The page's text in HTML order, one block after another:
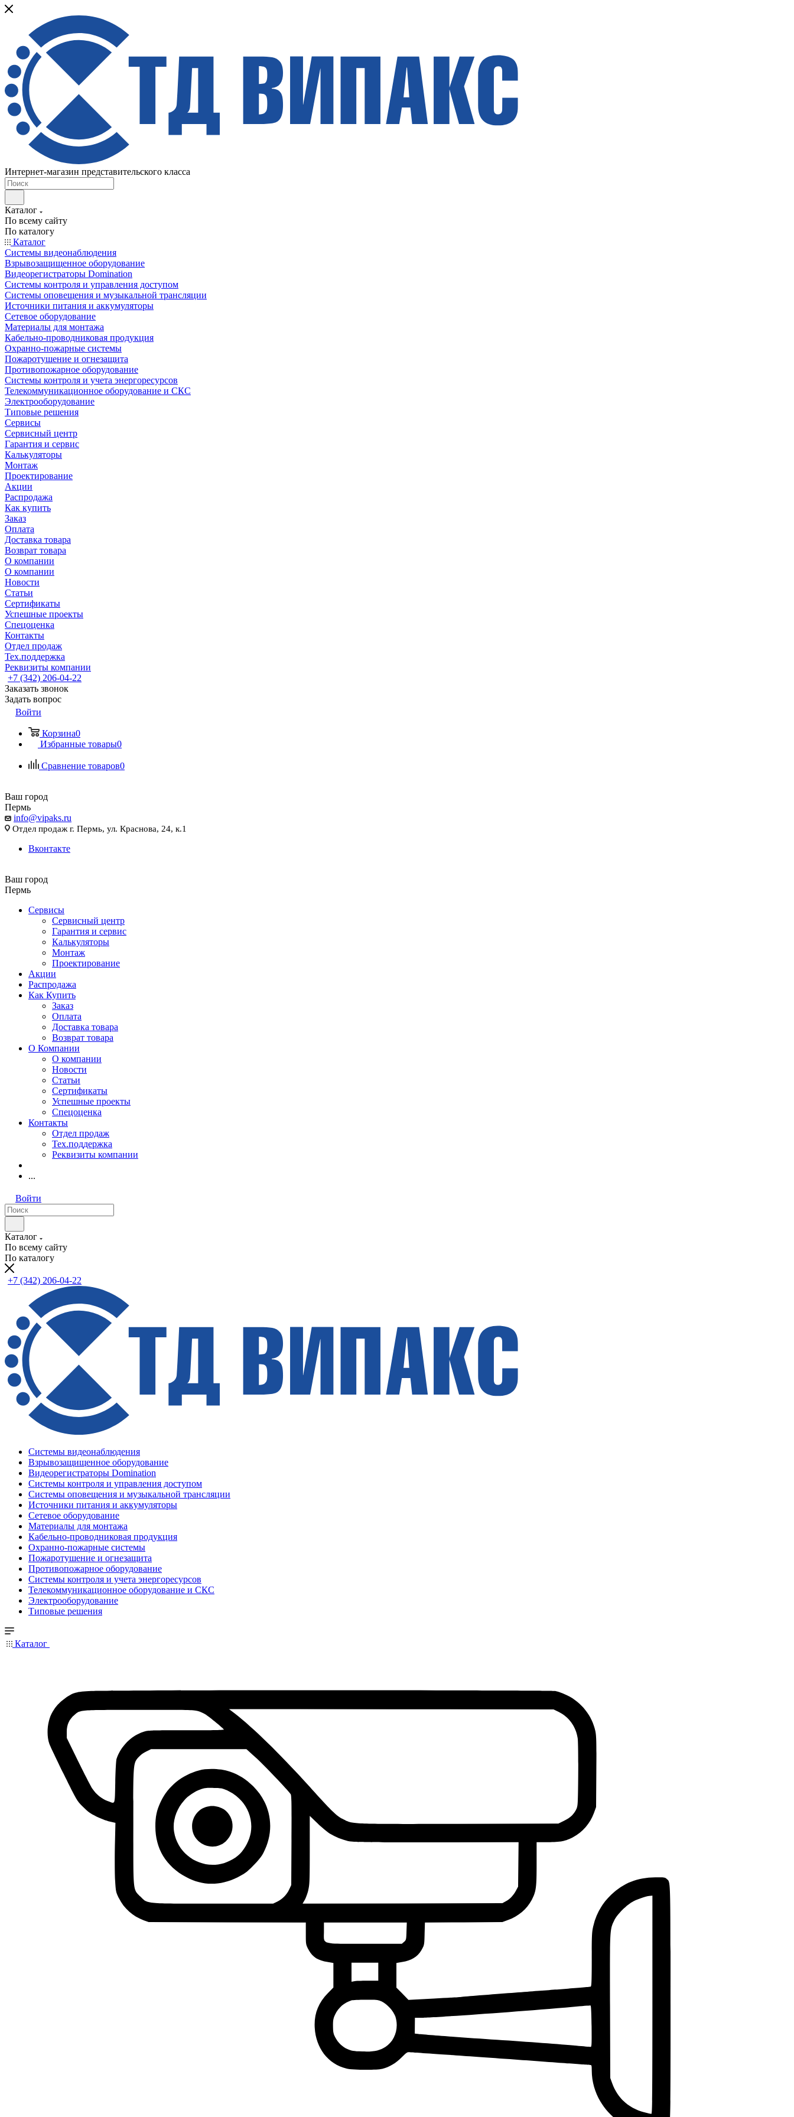
Интернет-магазин представительского класса
Каталог
По всему сайту
По каталогу
Каталог
Системы видеонаблюдения
Взрывозащищенное оборудование
Видеорегистраторы Domination
Системы контроля и управления доступом
Системы оповещения и музыкальной трансляции
Источники питания и аккумуляторы
Сетевое оборудование
Материалы для монтажа
Кабельно-проводниковая продукция
Охранно-пожарные системы
Пожаротушение и огнезащита
Противопожарное оборудование
Системы контроля и учета энергоресурсов
Телекоммуникационное оборудование и СКС
Электрооборудование
Типовые решения
Сервисы
Сервисный центр
Гарантия и сервис
Калькуляторы
Монтаж
Проектирование
Акции
Распродажа
Как купить
Заказ
Оплата
Доставка товара
Возврат товара
О компании
О компании
Новости
Статьи
Сертификаты
Успешные проекты
Спецоценка
Контакты
Отдел продаж
Тех.поддержка
Реквизиты компании
+7 (342) 206-04-22
Заказать звонок
Задать вопрос
Войти
Корзина0
Избранные товары0
Сравнение товаров0
Ваш город
Пермь
info@vipaks.ru
Отдел продаж г. Пермь, ул. Краснова, 24, к.1
Вконтакте
Ваш город
Пермь
Сервисы
Сервисный центр
Гарантия и сервис
Калькуляторы
Монтаж
Проектирование
Акции
Распродажа
Как Купить
Заказ
Оплата
Доставка товара
Возврат товара
О Компании
О компании
Новости
Статьи
Сертификаты
Успешные проекты
Спецоценка
Контакты
Отдел продаж
Тех.поддержка
Реквизиты компании
...
Войти
Каталог
По всему сайту
По каталогу
+7 (342) 206-04-22
Системы видеонаблюдения
Взрывозащищенное оборудование
Видеорегистраторы Domination
Системы контроля и управления доступом
Системы оповещения и музыкальной трансляции
Источники питания и аккумуляторы
Сетевое оборудование
Материалы для монтажа
Кабельно-проводниковая продукция
Охранно-пожарные системы
Пожаротушение и огнезащита
Противопожарное оборудование
Системы контроля и учета энергоресурсов
Телекоммуникационное оборудование и СКС
Электрооборудование
Типовые решения
Каталог